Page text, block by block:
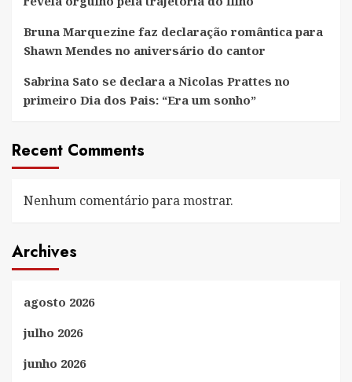
Bruna Marquezine faz declaração romântica para
Shawn Mendes no aniversário do cantor
Sabrina Sato se declara a Nicolas Prattes no
primeiro Dia dos Pais: “Era um sonho”
Recent Comments
Nenhum comentário para mostrar.
Archives
agosto 2026
julho 2026
junho 2026